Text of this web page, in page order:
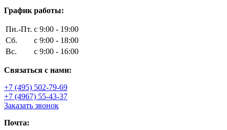
График работы:
Пн.-Пт. с 9:00 - 19:00
Сб.
с 9:00 - 18:00
Вс.
с 9:00 - 16:00
Связаться с нами:
+7 (495) 502-79-69
+7 (4967) 55-43-37
Заказать звонок
Почта: